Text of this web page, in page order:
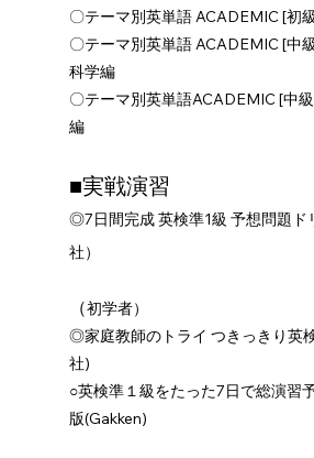
〇テーマ別英単語 ACADEMIC [初
〇テーマ別英単語 ACADEMIC [中
科学編
〇テーマ別英単語ACADEMIC [中
編
■実戦演習
◎7日間完成 英検準1級 予想問題ド
社）
（初学者）
◎家庭教師のトライ つきっきり英
社)
○英検準１級をたった7日で総演習
版(Gakken)